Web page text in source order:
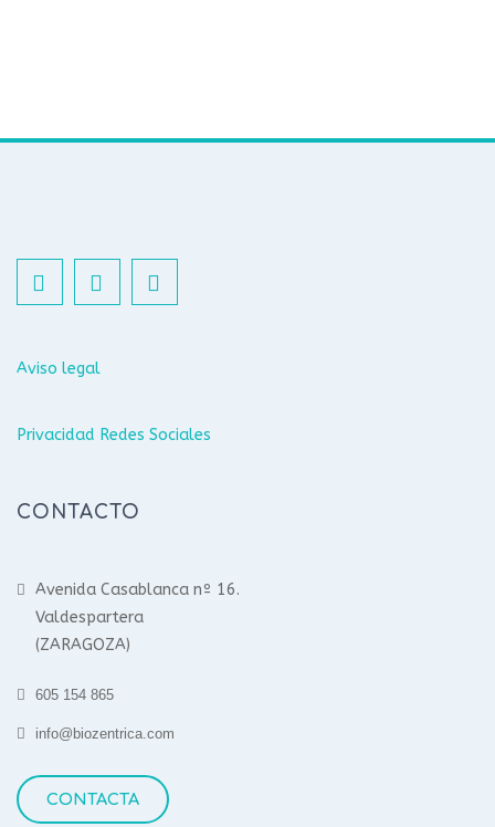
Aviso legal
Privacidad Redes Sociales
CONTACTO
Avenida Casablanca nº 16.
Valdespartera
(ZARAGOZA)
605 154 865
info@biozentrica.com
CONTACTA